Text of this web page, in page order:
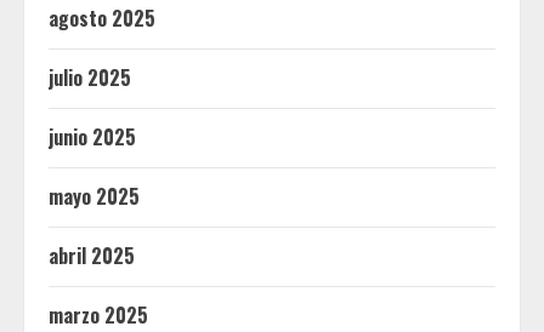
agosto 2025
julio 2025
junio 2025
mayo 2025
abril 2025
marzo 2025